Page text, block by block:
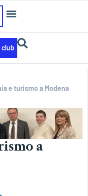
e turismo a Modena
a